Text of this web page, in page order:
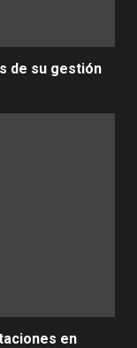
de su gestión
en